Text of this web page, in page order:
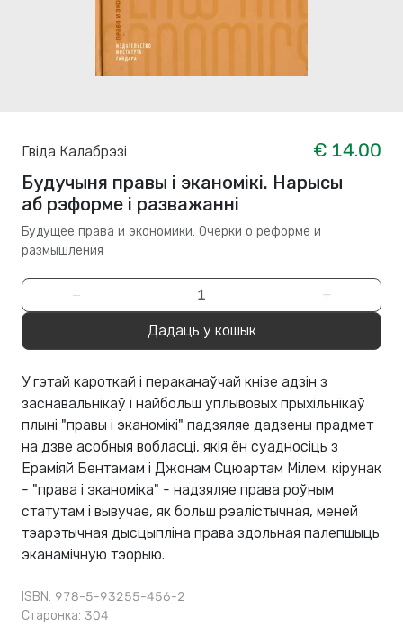
Гвіда Калабрэзі
€ 14.00
Будучыня правы і эканомікі. Нарысы
аб рэформе і разважанні
Будущее права и экономики. Очерки о реформе и
размышления
− +
Дадаць у кошык
У гэтай кароткай і пераканаўчай кнізе адзін з
заснавальнікаў і найбольш уплывовых прыхільнікаў
плыні "правы і эканомікі" падзяляе дадзены прадмет
на дзве асобныя вобласці, якія ён суадносіць з
Ераміяй Бентамам і Джонам Сцюартам Мілем. кірунак
- "права і эканоміка" - надзяляе права роўным
статутам і вывучае, як больш рэалістычная, меней
тэарэтычная дысцыпліна права здольная палепшыць
эканамічную тэорыю.
ISBN: 978-5-93255-456-2
Старонка: 304